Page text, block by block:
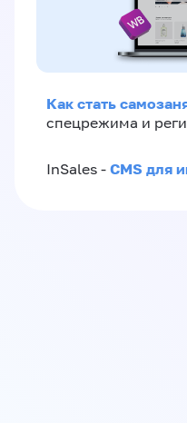
Как стать
спецрежима и
InSales - CMS для